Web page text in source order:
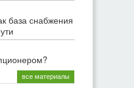
база снабжения
все материалы